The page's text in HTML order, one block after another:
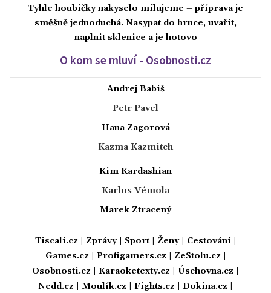
Tyhle houbičky nakyselo milujeme – příprava je
směšně jednoduchá. Nasypat do hrnce, uvařit,
naplnit sklenice a je hotovo
O kom se mluví - Osobnosti.cz
Andrej Babiš
Petr Pavel
Hana Zagorová
Kazma Kazmitch
Kim Kardashian
Karlos Vémola
Marek Ztracený
Tiscali.cz Zprávy| Sport| Ženy| Cestování|
Games.cz
Profigamers.cz ZeStolu.cz
Osobnosti.cz
Karaoketexty.cz Úschovna.cz
Nedd.cz
Moulík.cz Fights.cz Dokina.cz